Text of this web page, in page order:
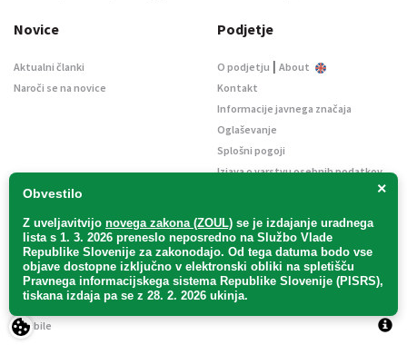
×
Obvestilo
Z uveljavitvijo novega zakona (ZOUL) se je izdajanje uradnega
lista s 1. 3. 2026 preneslo neposredno na Službo Vlade
Republike Slovenije za zakonodajo. Od tega datuma bodo vse
objave dostopne izključno v elektronski obliki na spletišču
Pravnega informacijskega sistema Republike Slovenije (PISRS),
tiskana izdaja pa se z 28. 2. 2026 ukinja.
Novice
Aktualni članki
Naroči se na novice
Podjetje
O podjetju | About
Kontakt
Informacije javnega značaja
Oglaševanje
Splošni pogoji
Izjava o varstvu osebnih podatkov
Uradni list d. o. o. – v likvidaciji / Vse pravice pridržane.
2Mobile